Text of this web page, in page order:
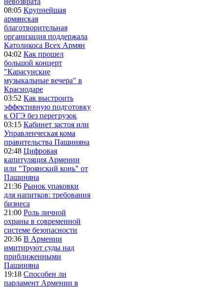
08:05 Крупнейшая
армянская
благотворительная
организация поддержала
Католикоса Всех Армян
04:02 Как прошел
большой концерт
"Карасунские
музыкальные вечера" в
Краснодаре
03:52 Как выстроить
эффективную подготовку
к ОГЭ без перегрузок
03:15 Кабинет застоя или
Управленческая кома
правительства Пашиняна
02:48 Цифровая
капитуляция Армении
или "Троянский конь" от
Пашиняна
21:36 Рынок упаковки
для напитков: требования
бизнеса
21:00 Роль личной
охраны в современной
системе безопасности
20:36 В Армении
имитируют суды над
приближенными
Пашиняна
19:18 Способен ли
парламент Армении в